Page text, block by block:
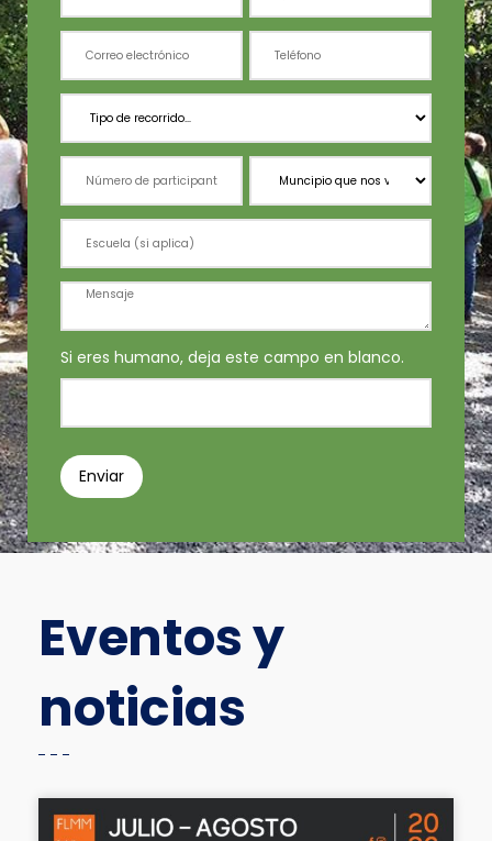
Contact
Excursiones
Si eres humano, deja este campo en blanco.
Enviar
Eventos y
noticias